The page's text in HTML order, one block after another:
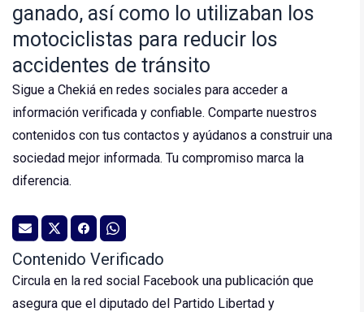
ganado, así como lo utilizaban los
motociclistas para reducir los
accidentes de tránsito
Sigue a Chekiá en redes sociales para acceder a
información verificada y confiable. Comparte nuestros
contenidos con tus contactos y ayúdanos a construir una
sociedad mejor informada. Tu compromiso marca la
diferencia.
Contenido Verificado
Circula en la red social Facebook una publicación que
asegura que el diputado del Partido Libertad y